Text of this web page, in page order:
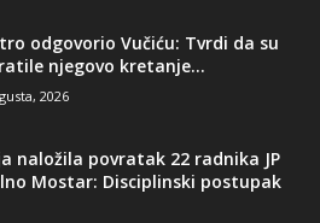
odgovorio Vučiću: Tvrdi da su
njegovo kretanje...
2026
naložila povratak 22 radnika JP
Mostar: Disciplinski postupak